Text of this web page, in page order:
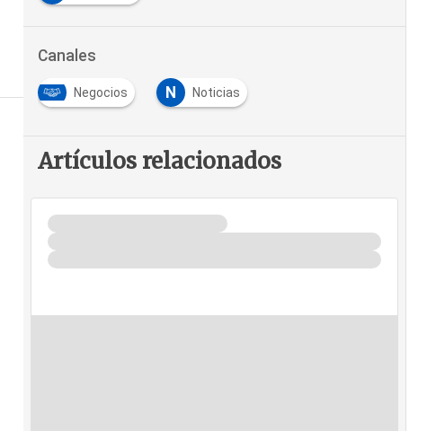
Canales
Negocios N Noticias
Artículos relacionados